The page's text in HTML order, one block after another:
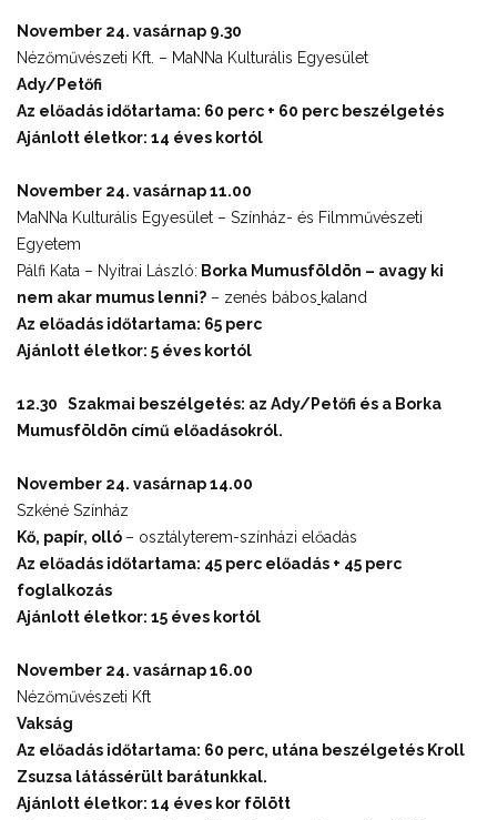
November 24. vasárnap 9.30
Nézőművészeti Kft. – MaNNa Kulturális Egyesület
Ady/Petőfi
Az előadás időtartama: 60 perc + 60 perc beszélgetés
Ajánlott életkor: 14 éves kortól
November 24. vasárnap 11.00
MaNNa Kulturális Egyesület – Színház- és Filmművészeti
Egyetem
Pálfi Kata – Nyitrai László: Borka Mumusföldön – avagy ki
nem akar mumus lenni? – zenés bábos kaland
Az előadás időtartama: 65 perc
Ajánlott életkor: 5 éves kortól
12.30 Szakmai beszélgetés: az Ady/Petőfi és a Borka
Mumusföldön című előadásokról.
November 24. vasárnap 14.00
Szkéné Színház
Kő, papír, olló – osztályterem-színházi előadás
Az előadás időtartama: 45 perc előadás + 45 perc
foglalkozás
Ajánlott életkor: 15 éves kortól
November 24. vasárnap 16.00
Nézőművészeti Kft
Vakság
Az előadás időtartama: 60 perc, utána beszélgetés Kroll
Zsuzsa látássérült barátunkkal.
Ajánlott életkor: 14 éves kor fölött